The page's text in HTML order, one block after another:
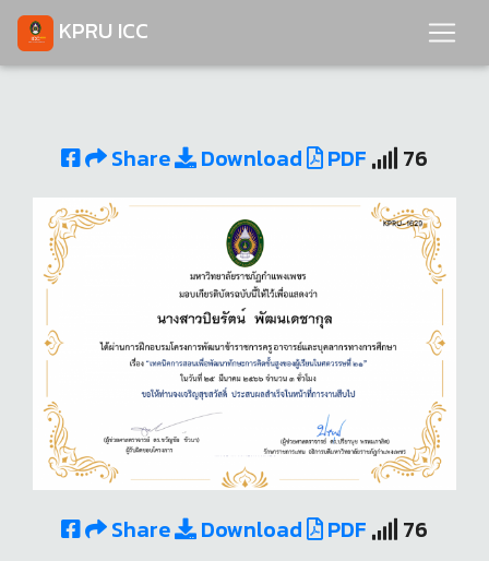
KPRU ICC
Share Download PDF 76
Share Download PDF 76